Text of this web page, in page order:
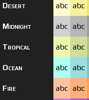
Desert abc abc
Midnight abc abc
Tropical abc abc
Ocean abc abc
Fire abc abc